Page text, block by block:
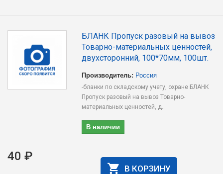
БЛАНК Пропуск разовый на вывоз
Товарно-материальных ценностей,
двухсторонний, 100*70мм, 100шт.
Производитель: Россия
-бланки по складскому учету, охране БЛАНК
Пропуск разовый на вывоз Товарно-
материальных ценностей, д..
В наличии
40 ₽
В КОРЗИНУ